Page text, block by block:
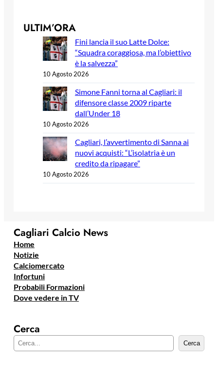
ULTIM’ORA
Fini lancia il suo Latte Dolce:
“Squadra coraggiosa, ma l’obiettivo
è la salvezza”
10 Agosto 2026
Simone Fanni torna al Cagliari: il
difensore classe 2009 riparte
dall’Under 18
10 Agosto 2026
Cagliari, l’avvertimento di Sanna ai
nuovi acquisti: “L’isolatria è un
credito da ripagare”
10 Agosto 2026
Cagliari Calcio News
Home
Notizie
Calciomercato
Infortuni
Probabili Formazioni
Dove vedere in TV
Cerca
e
Cerca